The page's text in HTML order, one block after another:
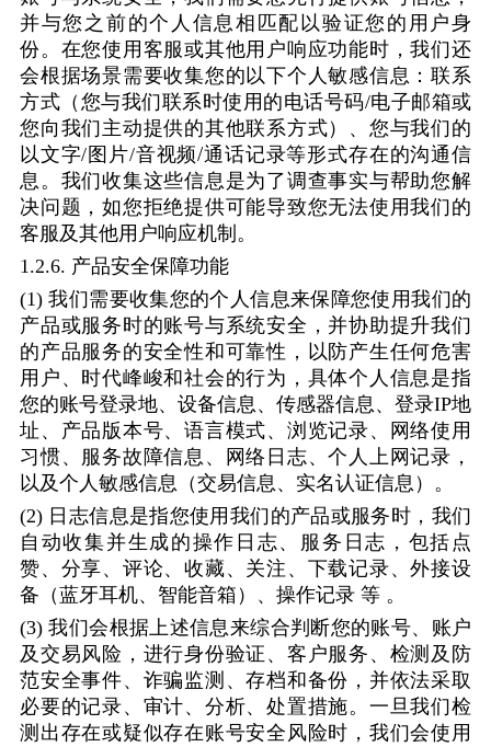
并与您之前的个人信息相匹配以验证您的用户身
份。在您使用客服或其他用户响应功能时，我们还
会根据场景需要收集您的以下个人敏感信息：联系
方式（您与我们联系时使用的电话号码/电子邮箱或
您向我们主动提供的其他联系方式）、您与我们的
以文字/ 图片/音视频/通话记录等形式存在的沟通信
息。我们收集这些信息是为了调查事实与帮助您解
决问题，如您拒绝提供可能导致您无法使用我们的
客服及其他用户响应机制。
1.2.6. 产品安全保障功能
(1)我们需要收集您的个人信息来保障您使用我们的
产品或服务时的账号与系统安全，并协助提升我们
的产品服务的安全性和可靠性，以防产生任何危害
用户、时代峰峻和社会的行为，具体个人信息是指
您的账号登录地、设备信息、传感器信息、登录IP地
址、产品版本号、语言模式、浏览记录、网络使用
习惯、服务故障信息、网络日志、个人上网记录，
以及个人敏感信息（交易信息、实名认证信息）。
(2) 日志信息是指您使用我们的产品或服务时，我们
自动收集并生成的操作日志、服务日志，包括点
赞、分享、评论、收藏、关注、下载记录、外接设
备（蓝牙耳机、智能音箱）、操作记录 等 。
(3)我们会根据上述信息来综合判断您的账号、账户
及交易风险，进行身份验证、客户服务、检测及防
范安全事件、诈骗监测、存档和备份，并依法采取
必要的记录、审计、分析、处置措施。一旦我们检
测出存在或疑似存在账号安全风险时，我们会使用